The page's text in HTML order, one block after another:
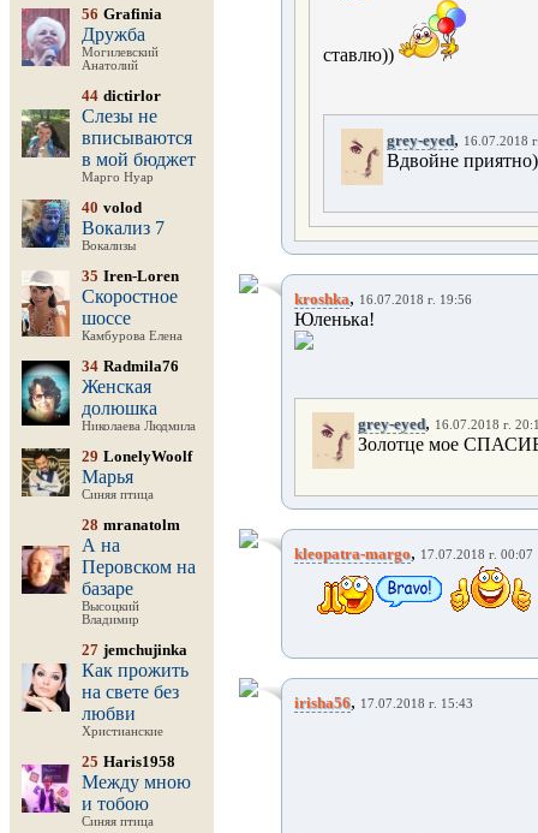
56 Grafinia
Дружба
Могилевский
Анатолий
44 dictirlor
Слезы не
вписываются
в мой бюджет
Марго Нуар
40 volod
Вокализ 7
Вокализы
35 Iren-Loren
Скоростное
шоссе
Камбурова Елена
34 Radmila76
Женская
долюшка
Николаева Людмила
29 LonelyWoolf
Марья
Синяя птица
28 mranatolm
А на
Перовском на
базаре
Высоцкий
Владимир
27 jemchujinka
Как прожить
на свете без
любви
Христианские
25 Haris1958
Между мною
и тобою
Синяя птица
ставлю))
grey-eyed, 16.07.2018
Вдвойне
kroshka, 16.07.2018 г. 19:56
Юленька!
grey-eyed, 16.07.2018 г.
Золотце мое
kleopatra-margo, 17.07.2018 г. 00:07
irisha56, 17.07.2018 г. 15:43